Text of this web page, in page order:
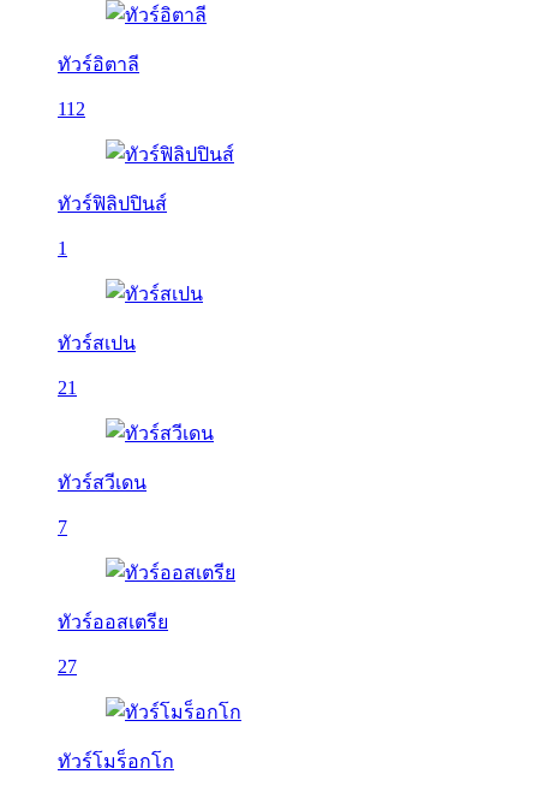
ทัวร์อิตาลี
112
ทัวร์ฟิลิปปินส์
1
ทัวร์สเปน
21
ทัวร์สวีเดน
7
ทัวร์ออสเตรีย
27
ทัวร์โมร็อกโก